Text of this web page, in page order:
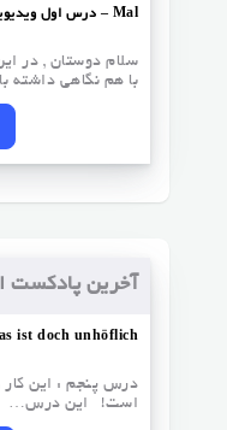
درس اول ویدیویی – Mal
سلام دوستان , در
با هم نگاهی داشته
آخرین پادکست
ist doch unhöflich
درس پنجم : این کار
است! این درس…